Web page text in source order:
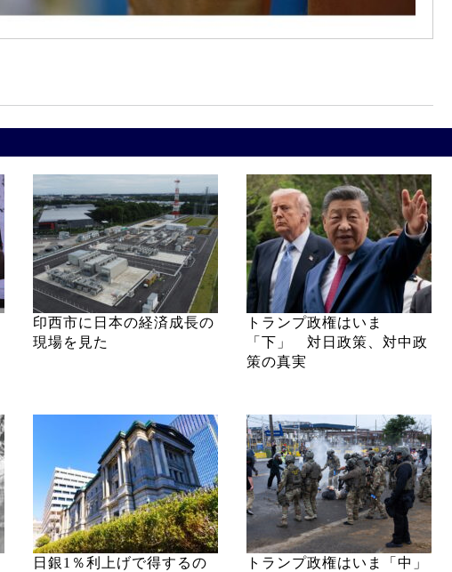
印西市に日本の経済成長の
現場を見た
トランプ政権はいま
「下」 対日政策、対中政
策の真実
日銀1％利上げで得するの
トランプ政権はいま「中」